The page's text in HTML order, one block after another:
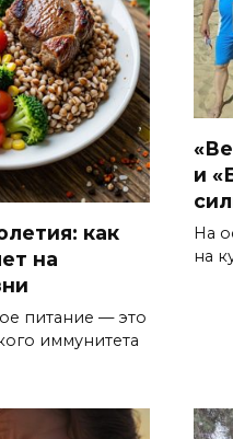
как
на
питание — это
иммунитета
и
На
на